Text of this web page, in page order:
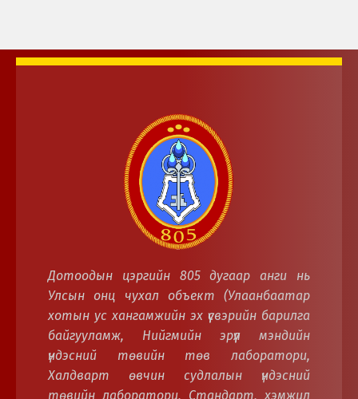
Дотоодын цэргийн 805 дугаар анги нь
Улсын онц чухал объект (Улаанбаатар
хотын ус хангамжийн эх үүсвэрийн барилга
байгууламж, Нийгмийн эрүүл мэндийн
үндэсний төвийн төв лаборатори,
Халдварт өвчин судлалын үндэсний
төвийн лаборатори, Стандарт, хэмжил